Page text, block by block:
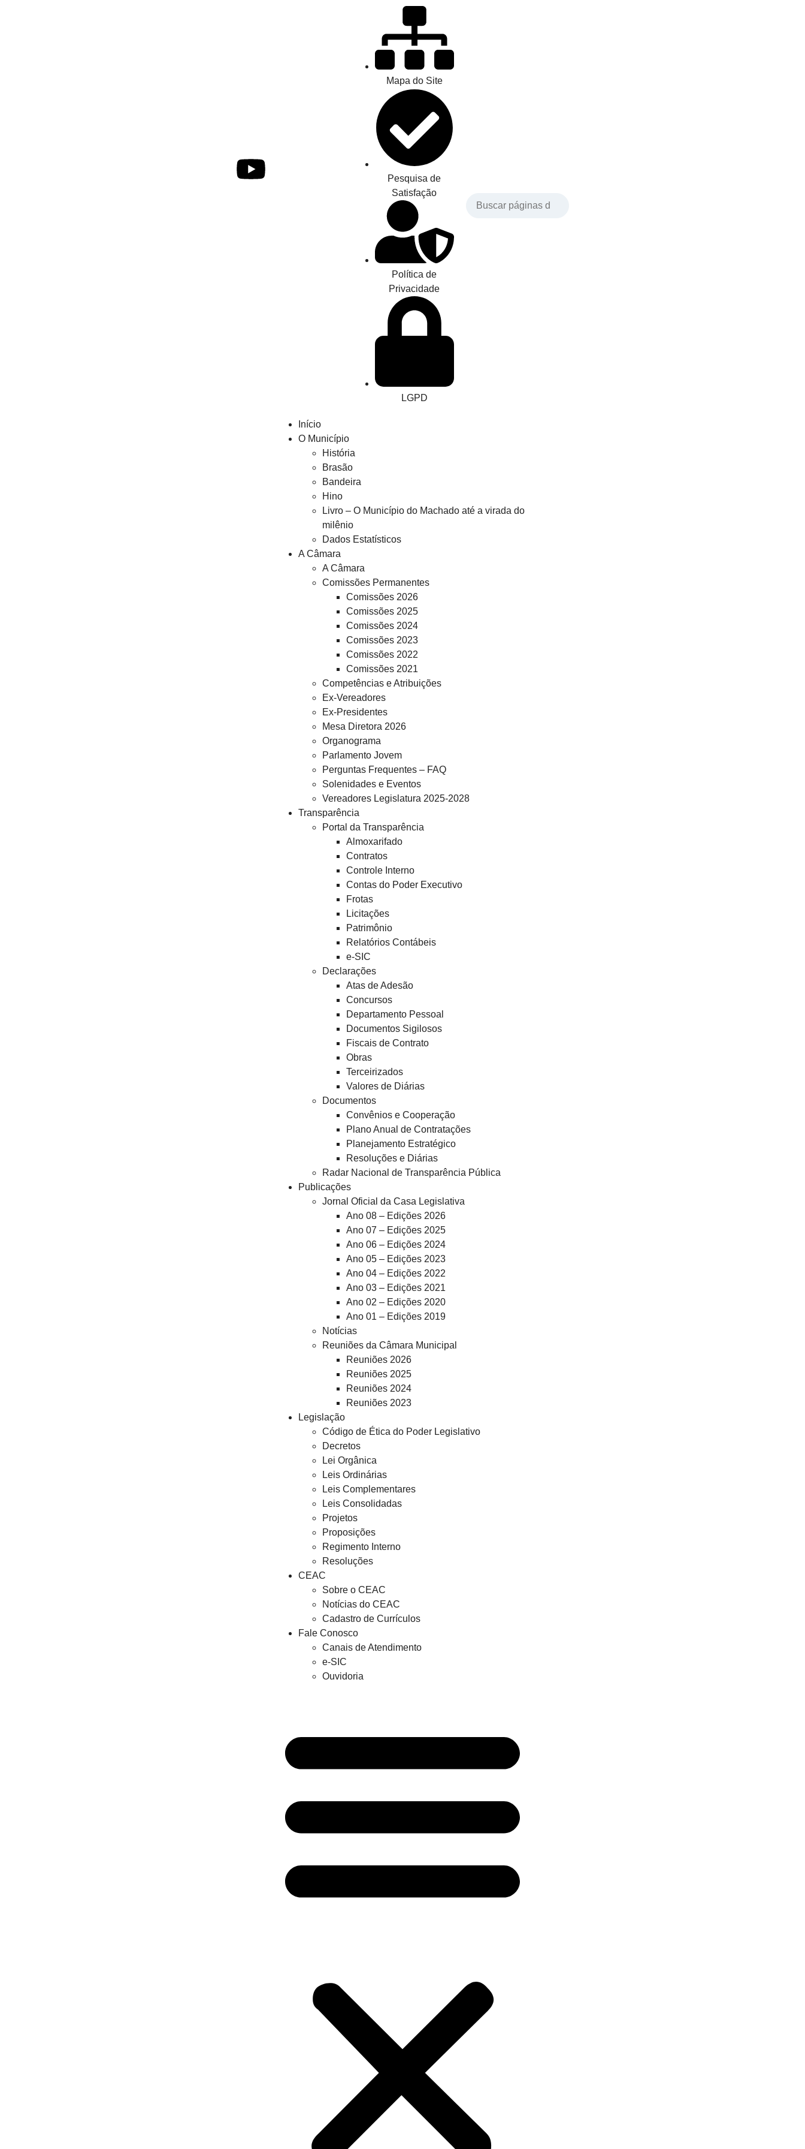
Mapa do Site
Pesquisa de
Satisfação
Política de
Privacidade
LGPD
Início
O Município
História
Brasão
Bandeira
Hino
Livro – O Município do Machado até a virada do
milênio
Dados Estatísticos
A Câmara
A Câmara
Comissões Permanentes
Comissões 2026
Comissões 2025
Comissões 2024
Comissões 2023
Comissões 2022
Comissões 2021
Competências e Atribuições
Ex-Vereadores
Ex-Presidentes
Mesa Diretora 2026
Organograma
Parlamento Jovem
Perguntas Frequentes – FAQ
Solenidades e Eventos
Vereadores Legislatura 2025-2028
Transparência
Portal da Transparência
Almoxarifado
Contratos
Controle Interno
Contas do Poder Executivo
Frotas
Licitações
Patrimônio
Relatórios Contábeis
e-SIC
Declarações
Atas de Adesão
Concursos
Departamento Pessoal
Documentos Sigilosos
Fiscais de Contrato
Obras
Terceirizados
Valores de Diárias
Documentos
Convênios e Cooperação
Plano Anual de Contratações
Planejamento Estratégico
Resoluções e Diárias
Radar Nacional de Transparência Pública
Publicações
Jornal Oficial da Casa Legislativa
Ano 08 – Edições 2026
Ano 07 – Edições 2025
Ano 06 – Edições 2024
Ano 05 – Edições 2023
Ano 04 – Edições 2022
Ano 03 – Edições 2021
Ano 02 – Edições 2020
Ano 01 – Edições 2019
Notícias
Reuniões da Câmara Municipal
Reuniões 2026
Reuniões 2025
Reuniões 2024
Reuniões 2023
Legislação
Código de Ética do Poder Legislativo
Decretos
Lei Orgânica
Leis Ordinárias
Leis Complementares
Leis Consolidadas
Projetos
Proposições
Regimento Interno
Resoluções
CEAC
Sobre o CEAC
Notícias do CEAC
Cadastro de Currículos
Fale Conosco
Canais de Atendimento
e-SIC
Ouvidoria